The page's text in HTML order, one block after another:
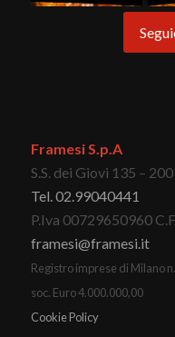
Framesi S.p.A
S.S. dei Giovi 135 –
Tel. 02.99040441
P.Iva 00729650960
framesi@framesi.it
Registro imprese di Milano
soc. Euro 4.000.000,00
Cookie Policy